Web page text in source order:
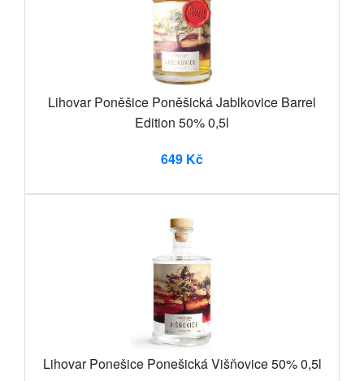
Lihovar Poněšice Poněšická Jablkovice Barrel
Edition 50% 0,5l
649 Kč
Lihovar Ponešice Ponešická Višňovice 50% 0,5l